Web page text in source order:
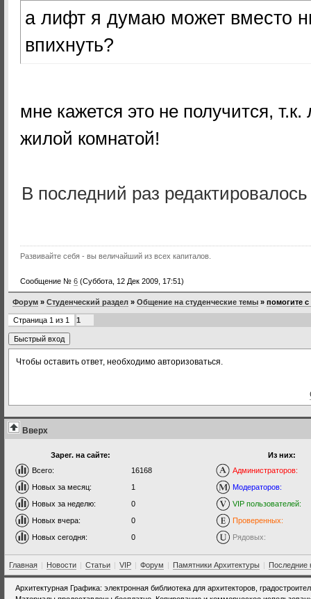
а лифт я думаю может вместо
впихнуть?
мне кажется это не получится,
жилой комнатой!
В последний раз
Развивайте себя - вы величайший из всех капиталов.
Сообщение № 6 (Суббота, 12 Дек 2009, 17:51)
Форум » Студенческий раздел » Общение на студенческие темы » помогите
Страница 1 из 1 1
Чтобы оставить ответ, необходимо авторизоваться.
Вверх
Зарег. на сайте:
Всего:
16168
Новых за месяц:
1
Новых за неделю:
0
Новых вчера:
0
Новых сегодня:
0
Из них:
Администраторов:
Модераторов:
VIP пользователей:
Проверенных:
Рядовых:
Главная | Новости | Статьи | VIP | Форум | Памятники Архитектуры | Последние
Архитектурная Графика: электронная библиотека для архитекторов,